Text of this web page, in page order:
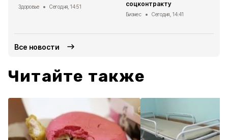
Здоровье Сегодня, 14:51
соцконтракту
Бизнес Сегодня, 14:41
Все новости
Читайте также